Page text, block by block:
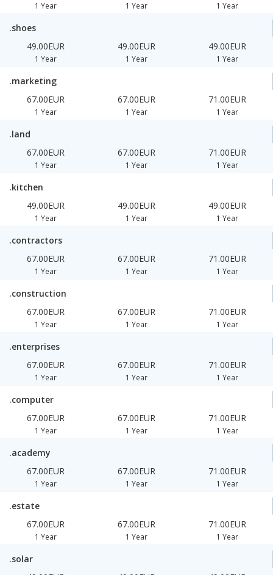
1 Year 1 Year 1 Year
.shoes
49.00EUR
1 Year
49.00EUR
1 Year
49.00EUR
1 Year
.marketing
67.00EUR
1 Year
67.00EUR
1 Year
71.00EUR
1 Year
.land
67.00EUR
1 Year
67.00EUR
1 Year
71.00EUR
1 Year
.kitchen
49.00EUR
1 Year
49.00EUR
1 Year
49.00EUR
1 Year
.contractors
67.00EUR
1 Year
67.00EUR
1 Year
71.00EUR
1 Year
.construction
67.00EUR
1 Year
67.00EUR
1 Year
71.00EUR
1 Year
.enterprises
67.00EUR
1 Year
67.00EUR
1 Year
71.00EUR
1 Year
.computer
67.00EUR
1 Year
67.00EUR
1 Year
71.00EUR
1 Year
.academy
67.00EUR
1 Year
67.00EUR
1 Year
71.00EUR
1 Year
.estate
67.00EUR
1 Year
67.00EUR
1 Year
71.00EUR
1 Year
.solar